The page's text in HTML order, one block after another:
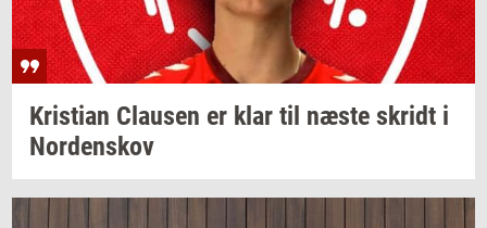
Kri­sti­an Clau­sen er klar til næste skridt i
Nor­denskov